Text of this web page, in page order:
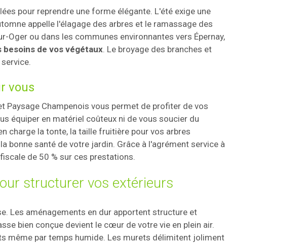
pour reprendre une forme élégante. L'été exige une
appelle l'élagage des arbres et le ramassage des
Oger ou dans les communes environnantes vers Épernay,
de vos végétaux. Le broyage des branches et
vous
Paysage Champenois vous permet de profiter de vos
équiper en matériel coûteux ni de vous soucier du
charge la tonte, la taille fruitière pour vos arbres
bonne santé de votre jardin. Grâce à l'agrément service à
de 50 % sur ces prestations.
structurer vos extérieurs
Les aménagements en dur apportent structure et
bien conçue devient le cœur de votre vie en plein air.
même par temps humide. Les murets délimitent joliment